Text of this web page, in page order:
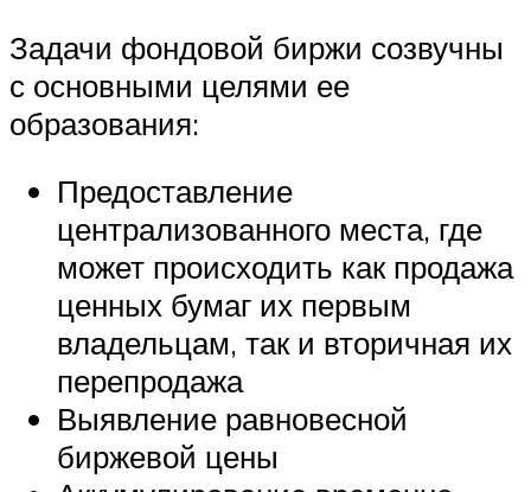
Задачи фондовой биржи созвучны
с основными целями ее
образования:
Предоставление
централизованного места, где
может происходить как продажа
ценных бумаг их первым
владельцам, так и вторичная их
перепродажа
Выявление равновесной
биржевой цены